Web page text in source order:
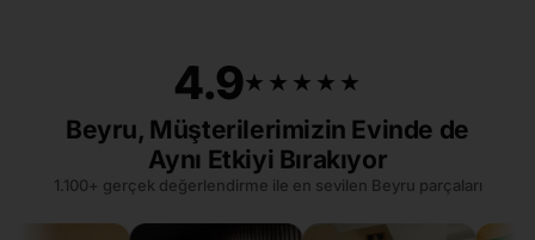
4.9★★★★★
★★★★★
Beyru, Müşterilerimizin Evinde de
Aynı Etkiyi Bırakıyor
1.100+ gerçek değerlendirme ile en sevilen Beyru parçaları